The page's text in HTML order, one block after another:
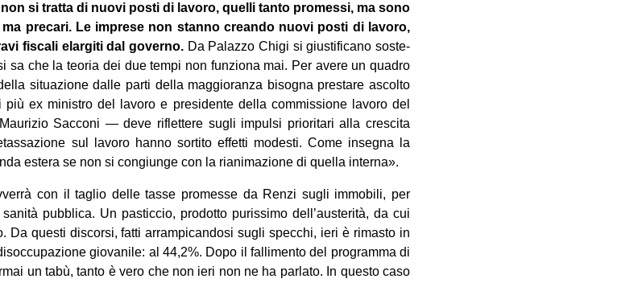
si tratta di nuovi posti di lavoro, quelli tanto pro­messi, ma sono
pre­cari. Le imprese non stanno creando nuovi posti di lavoro,
fiscali elar­giti dal governo.Da Palazzo Chigi si giu­sti­fi­cano soste­
sa che la teo­ria dei due tempi non fun­ziona mai. Per avere un qua­dro
situa­zione dalle parti della mag­gio­ranza biso­gna pre­stare ascolto
ex mini­stro del lavoro e pre­si­dente della com­mis­sione lavoro del
Sac­coni — deve riflet­tere sugli impulsi prio­ri­tari alla cre­scita
sul lavoro hanno sor­tito effetti mode­sti. Come inse­gna la
estera se non si con­giunge con la ria­ni­ma­zione di quella interna».
con il taglio delle tasse pro­messe da Renzi sugli immo­bili, per
pub­blica. Un pastic­cio, pro­dotto puris­simo dell’austerità, da cui
Da que­sti discorsi, fatti arram­pi­can­dosi sugli spec­chi, ieri è rima­sto in
gio­va­nile: al 44,2%. Dopo il fal­li­mento del pro­gramma di
un tabù, tanto è vero che non ieri non ne ha par­lato. In que­sto caso